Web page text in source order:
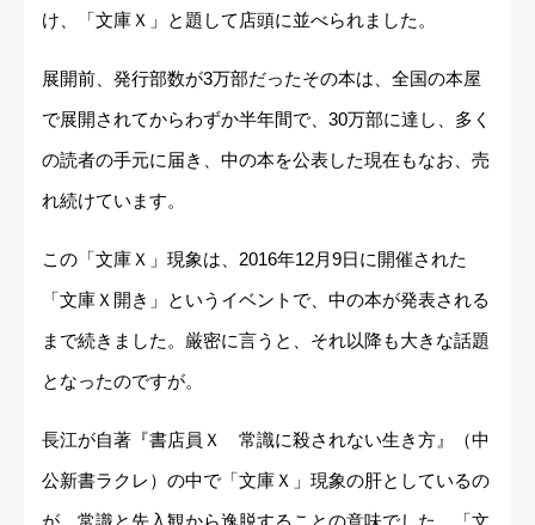
け、「文庫Ｘ」と題して店頭に並べられました。
展開前、発行部数が3万部だったその本は、全国の本屋
で展開されてからわずか半年間で、30万部に達し、多く
の読者の手元に届き、中の本を公表した現在もなお、売
れ続けています。
この「文庫Ｘ」現象は、2016年12月9日に開催された
「文庫Ｘ開き」というイベントで、中の本が発表される
まで続きました。厳密に言うと、それ以降も大きな話題
となったのですが。
長江が自著『書店員Ｘ 常識に殺されない生き方』（中
公新書ラクレ）の中で「文庫Ｘ」現象の肝としているの
が、常識と先入観から逸脱することの意味でした。「文